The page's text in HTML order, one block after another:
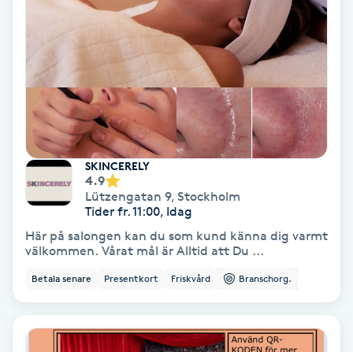
Brynplockning
Bröllopsuppsättning
Celluliter
Coachning
Color correction
Cryoterapi
SKINCERELY
4.9
Lützengatan 9, Stockholm
Tider fr. 11:00, Idag
Här på salongen kan du som kund känna dig varmt
välkommen. Vårat mål är Alltid att Du ...
Betala senare Presentkort Friskvård Branschorg.